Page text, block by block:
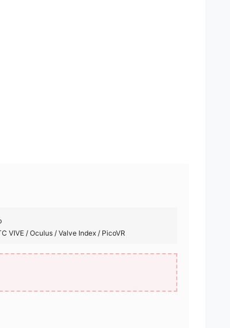
VIVE / Oculus / Valve Index / PicoVR